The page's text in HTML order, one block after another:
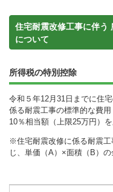
住宅耐震改修工事に伴う
について
所得税の特別控除
令和５年12月31日までに住
係る耐震工事の標準的な費
10％相当額（上限25万円）
※住宅耐震改修に係る耐震
じ、単価（A）×面積（B）